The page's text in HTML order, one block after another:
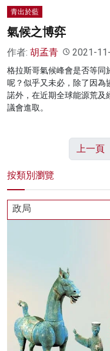
青出於藍
氣候之博弈
作者: 胡孟青 2021-
格拉斯哥氣候峰會是否等同
呢？似乎又未必，除了因為
諾外，在近期全球能源荒及
議會進取。
上一頁
按類別瀏覽
政局